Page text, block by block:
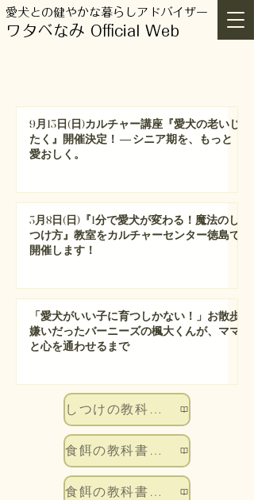
愛犬との健やかな暮らしアドバイザー
ワタベなみ Official Web
9月13日(日)カルチャー講座『愛犬の老いじ
たく』開催決定！ ― シニア期を、もっと
愛おしく。
3月8日(日)『1分で愛犬が変わる！魔法のし
つけ方』教室をカルチャーセンター徳島で
開催します！
「愛犬がいい子に育つしかない！」お散歩
嫌いだったバーニーズの楓大くんが、ママ
と心を通わせるまで
しつけの教科書を読む
食餌の教科書を読む
食餌の教科書を読む